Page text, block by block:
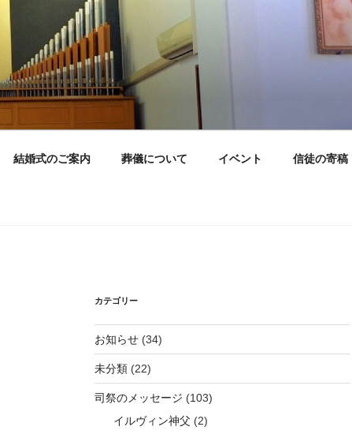
結婚式のご案内 葬儀について イベント 信徒の寄稿
カテゴリー
お知らせ(34)
未分類(22)
司祭のメッセージ (103)
イルヴィン神父 (2)